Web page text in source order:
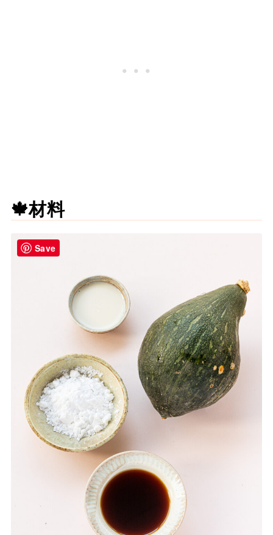
🎃カボチャを使ったレシピ
🍁材料
Save